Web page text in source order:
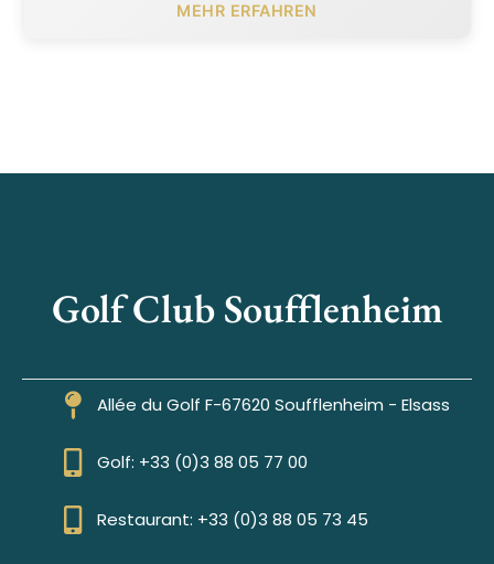
MEHR ERFAHREN
Golf Club Soufflenheim
Allée du Golf F-67620 Soufflenheim - Elsass
Golf: +33 (0)3 88 05 77 00
Restaurant: +33 (0)3 88 05 73 45